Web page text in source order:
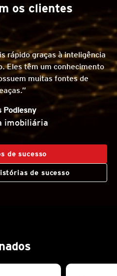
os clientes
rápido graças à inteligência
Eles têm um conhecimento
muitas fontes de
Podlesny
imobiliária
de sucesso
de sucesso